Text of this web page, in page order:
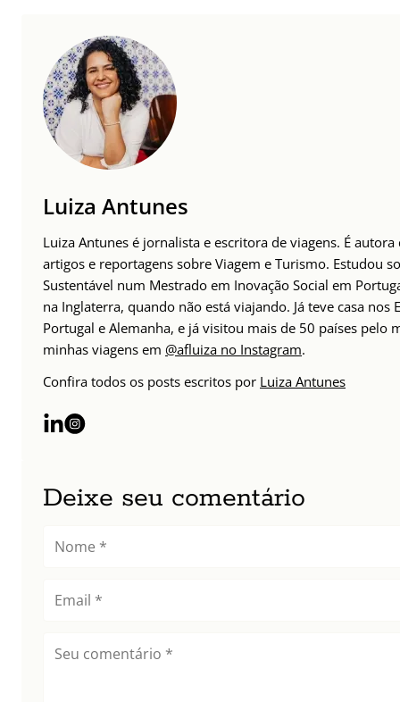
Luiza Antunes
Luiza Antunes é jornalista e escritora de viagens. É
artigos e reportagens sobre Viagem e Turismo. Estudou
Sustentável num Mestrado em Inovação Social em
na Inglaterra, quando não está viajando. Já teve casa nos
Portugal e Alemanha, e já visitou mais de 50 países pelo
minhas viagens em @afluiza no Instagram.
Confira todos os posts escritos por Luiza Antunes
Deixe seu comentário